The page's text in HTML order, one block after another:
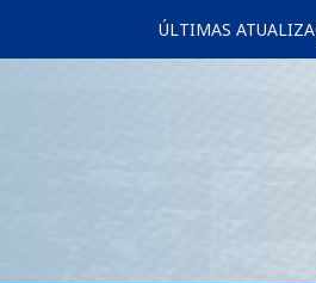
ÚLTIMAS